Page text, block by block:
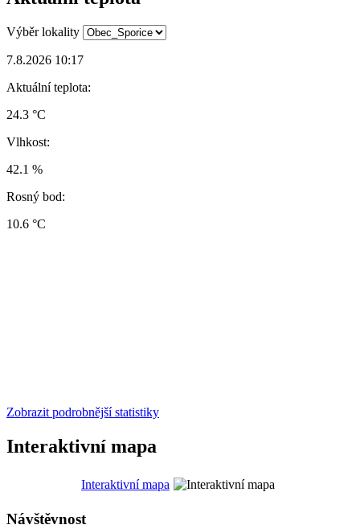
Výběr lokality
7.8.2026 10:17
Aktuální teplota:
24.3 °C
Vlhkost:
42.1 %
Rosný bod:
10.6 °C
Zobrazit podrobnější statistiky
Interaktivní mapa
Interaktivní mapa
Návštěvnost